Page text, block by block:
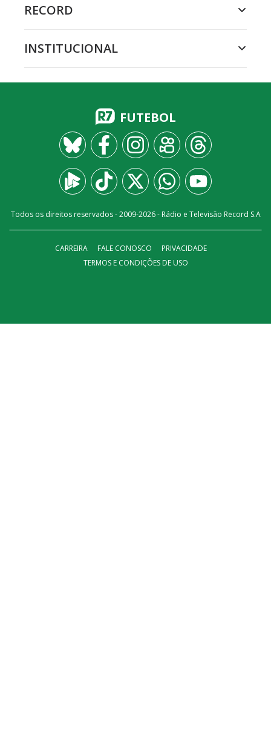
RECORD
INSTITUCIONAL
FUTEBOL
Todos os direitos reservados - 2009-2026- Rádio e Televisão Record S.A
CARREIRA FALE CONOSCO
PRIVACIDADE
TERMOS E CONDIÇÕES DE USO